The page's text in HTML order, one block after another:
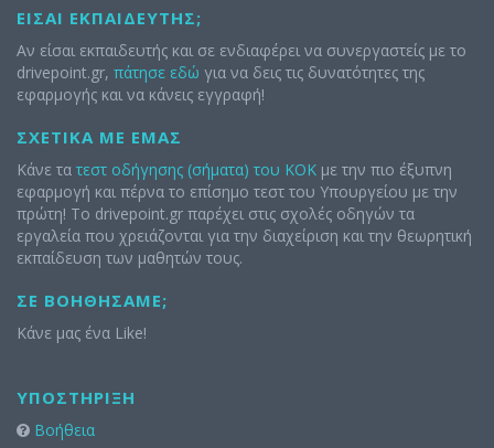
ΕΊΣΑΙ ΕΚΠΑΙΔΕΥΤΉΣ;
Αν είσαι εκπαιδευτής και σε ενδιαφέρει να συνεργαστείς με το
drivepoint.gr, πάτησε εδώ για να δεις τις δυνατότητες της
εφαρμογής και να κάνεις εγγραφή!
ΣΧΕΤΙΚΆ ΜΕ ΕΜΆΣ
Κάνε τα τεστ οδήγησης (σήματα) του ΚΟΚ με την πιο έξυπνη
εφαρμογή και πέρνα το επίσημο τεστ του Υπουργείου με την
πρώτη! Το drivepoint.gr παρέχει στις σχολές οδηγών τα
εργαλεία που χρειάζονται για την διαχείριση και την θεωρητική
εκπαίδευση των μαθητών τους.
ΣΕ ΒΟΗΘΉΣΑΜΕ;
Κάνε μας ένα Like!
ΥΠΟΣΤΉΡΙΞΗ
Βοήθεια